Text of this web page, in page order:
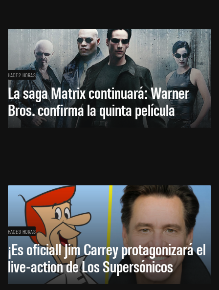
HACE 2 HORAS
La saga Matrix continuará: Warner
Bros. confirma la quinta película
HACE 3 HORAS
¡Es oficial! Jim Carrey protagonizará el
live-action de Los Supersónicos